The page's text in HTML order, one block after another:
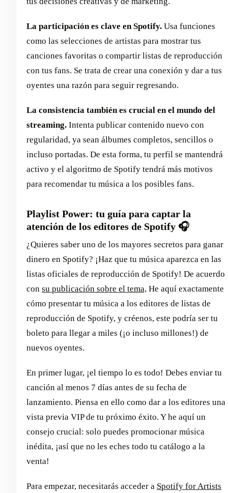
La participación es clave en Spotify. Usa funciones
como las selecciones de artistas para mostrar tus
canciones favoritas o compartir listas de reproducción
con tus fans. Se trata de crear una conexión y dar a tus
oyentes una razón para seguir regresando.
La consistencia también es crucial en el mundo del
streaming. Intenta publicar contenido nuevo con
regularidad, ya sean álbumes completos, sencillos o
incluso portadas. De esta forma, tu perfil se mantendrá
activo y el algoritmo de Spotify tendrá más motivos
para recomendar tu música a los posibles fans.
Playlist Power: tu guía para captar la
atención de los editores de Spotify 🎧
¿Quieres saber uno de los mayores secretos para ganar
dinero en Spotify? ¡Haz que tu música aparezca en las
listas oficiales de reproducción de Spotify! De acuerdo
con su publicación sobre el tema, He aquí exactamente
cómo presentar tu música a los editores de listas de
reproducción de Spotify, y créenos, este podría ser tu
boleto para llegar a miles (¡o incluso millones!) de
nuevos oyentes.
En primer lugar, ¡el tiempo lo es todo! Debes enviar tu
canción al menos 7 días antes de su fecha de
lanzamiento. Piensa en ello como dar a los editores una
vista previa VIP de tu próximo éxito. Y he aquí un
consejo crucial: solo puedes promocionar música
inédita, ¡así que no les eches todo tu catálogo a la
venta!
Para empezar, necesitarás acceder a Spotify for Artists